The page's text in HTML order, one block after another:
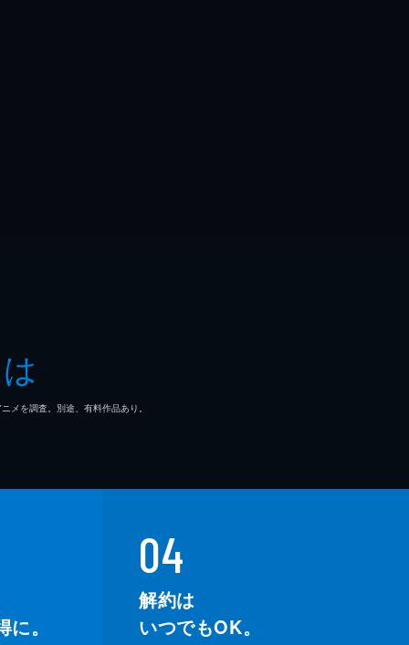
を調査。別途、有料作品あり。
。
04
解約は
いつでもOK。